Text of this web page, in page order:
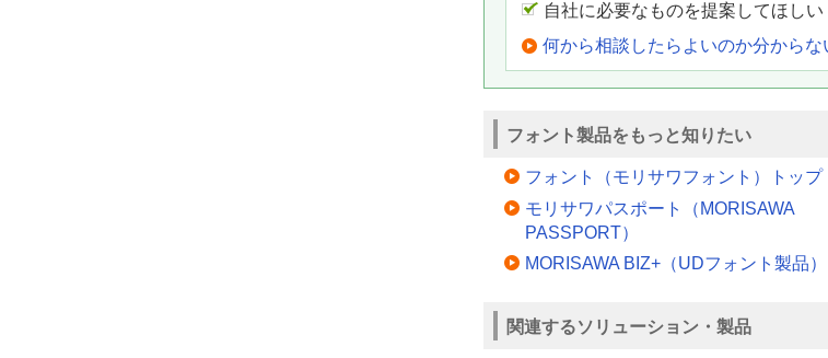
自社に必要なものを提案してほしい
何から相談したらよいのか分からな
フォント製品をもっと知りたい
フォント（モリサワフォント）トップ
モリサワパスポート（MORISAWA
PASSPORT）
MORISAWA BIZ+（UDフォント製品）
関連するソリューション・製品